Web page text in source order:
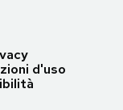
d'uso